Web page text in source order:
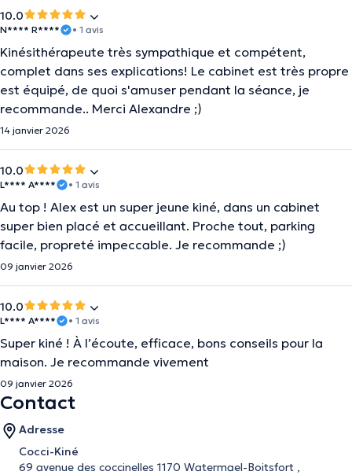
10.0
N**** R**** • 1 avis
Kinésithérapeute très sympathique et compétent,
complet dans ses explications! Le cabinet est très propre
est équipé, de quoi s'amuser pendant la séance, je
recommande.. Merci Alexandre ;)
14 janvier 2026
10.0
L**** A**** • 1 avis
Au top ! Alex est un super jeune kiné, dans un cabinet
super bien placé et accueillant. Proche tout, parking
facile, propreté impeccable. Je recommande ;)
09 janvier 2026
10.0
L**** A**** • 1 avis
Super kiné ! À l’écoute, efficace, bons conseils pour la
maison. Je recommande vivement
09 janvier 2026
Contact
Adresse
Cocci-Kiné
69 avenue des coccinelles 1170 Watermael-Boitsfort ,